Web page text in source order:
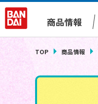
商品情報
TOP 商品情報